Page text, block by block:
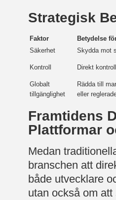
Strategisk
Faktor
Betydelse
Säkerhet
Skydda mot
Kontroll Direkt
Globalt
tillgänglighet
Rädda till
eller
Framtidens
Plattformar
Medan
branschen att
både utvecklare
utan också om